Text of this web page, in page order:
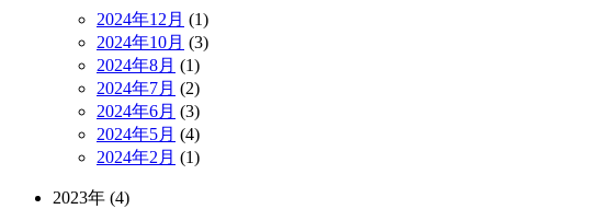
2024年12月 (1)
2024年10月 (3)
2024年8月 (1)
2024年7月 (2)
2024年6月 (3)
2024年5月 (4)
2024年2月 (1)
2023年 (4)